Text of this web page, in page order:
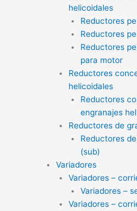
helicoidales
Reductores
Reductores
Reductores
para motor
Reductores
helicoidales
Reductores
engranajes
Reductores de
Reductores
(sub)
Variadores
Variadores –
Variadores –
Variadores –